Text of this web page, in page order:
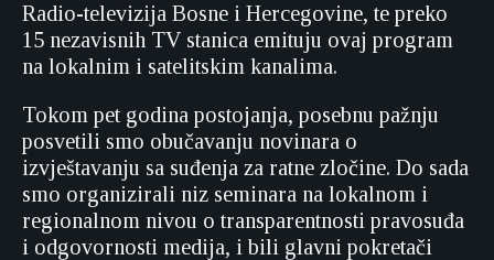
Radio-televizija Bosne i Hercegovine, te preko
15 nezavisnih TV stanica emituju ovaj program
na lokalnim i satelitskim kanalima.
Tokom pet godina postojanja, posebnu pažnju
posvetili smo obučavanju novinara o
izvještavanju sa suđenja za ratne zločine. Do sada
smo organizirali niz seminara na lokalnom i
regionalnom nivou o transparentnosti pravosuđa
i odgovornosti medija, i bili glavni pokretači